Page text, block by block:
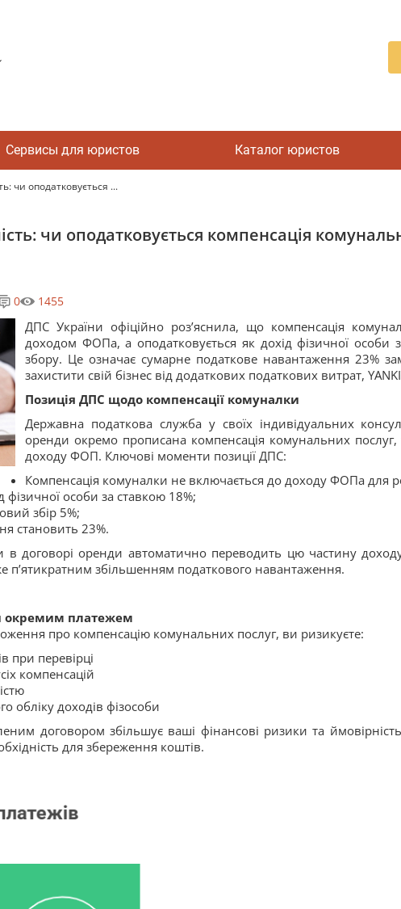
Сервисы для юристов Каталог юристов
чи оподатковується ...
чи оподатковується компенсація
0 1455
ДПС України офіційно роз’яснила, що компенсація
доходом ФОПа, а оподатковується як дохід фізичної
збору. Це означає сумарне податкове навантаження 23%
захистити свій бізнес від додаткових податкових витрат,
Позиція ДПС щодо компенсації комуналки
Державна податкова служба у своїх індивідуальних
оренди окремо прописана компенсація комунальних
доходу ФОП. Ключові моменти позиції ДПС:
Компенсація комуналки не включається до доходу ФОПа для
фізичної особи за ставкою 18%;
збір 5%;
становить 23%.
в договорі оренди автоматично переводить цю частину
п’ятикратним збільшенням податкового навантаження.
окремим платежем
про компенсацію комунальних послуг, ви ризикуєте:
при перевірці
компенсацій
обліку доходів фізособи
договором збільшує ваші фінансові ризики та
для збереження коштів.